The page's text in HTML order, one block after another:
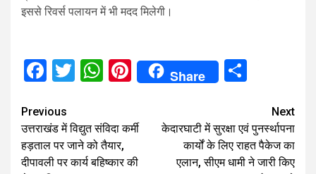
इससे रिवर्स पलायन में भी मदद मिलेगी।
Facebook
TwitterWhatsApp
Pinterest
Share
Continue
Reading
Previous
उत्तराखंड में विद्युत संविदा कर्मी
हड़ताल पर जाने को तैयार,
दीपावली पर कार्य बहिष्कार की
Next
केदारघाटी में सुरक्षा एवं पुनर्स्थापना
कार्यों के लिए राहत पैकेज का
एलान, सीएम धामी ने जारी किए